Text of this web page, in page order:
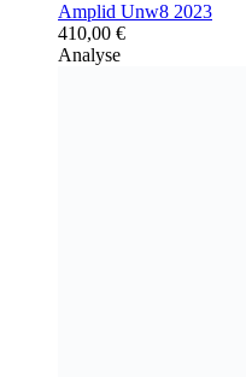
Amplid Unw8 2023
410,00 €
Analyse